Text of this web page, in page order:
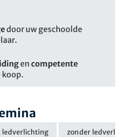
door uw geschoolde
en competente
koop.
ledverlichting zonder